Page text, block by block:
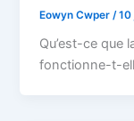
Eowyn Cwper /10
Qu’est-ce que
fonctionne-t-